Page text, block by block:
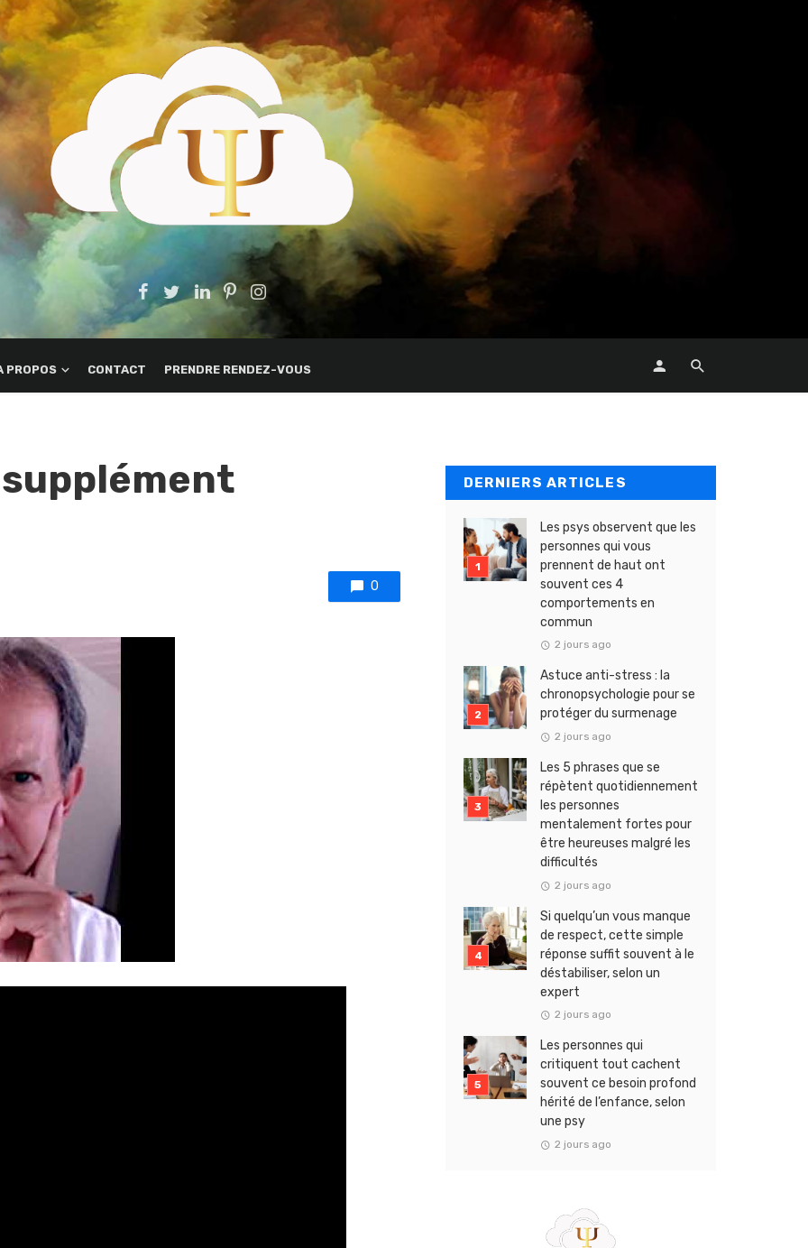
PROPOS CONTACT PRENDRE RENDEZ-VOUS
0
DERNIERS ARTICLES
Les psys observent que les
personnes qui vous
prennent de haut ont
souvent ces 4
comportements en
commun
2 jours ago
Astuce anti-stress : la
chronopsychologie pour se
protéger du surmenage
2 jours ago
Les 5 phrases que se
répètent quotidiennement
les personnes
mentalement fortes pour
être heureuses malgré les
difficultés
2 jours ago
Si quelqu’un vous manque
de respect, cette simple
réponse suffit souvent à le
déstabiliser, selon un
expert
2 jours ago
Les personnes qui
critiquent tout cachent
souvent ce besoin profond
hérité de l’enfance, selon
une psy
2 jours ago